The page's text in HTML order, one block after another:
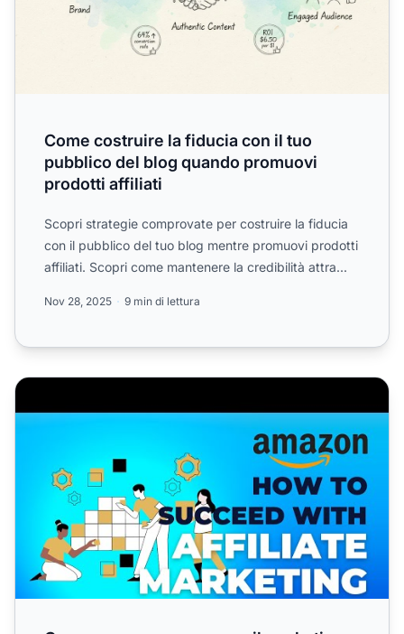
Come costruire la fiducia con il tuo
pubblico del blog quando promuovi
prodotti affiliati
Scopri strategie comprovate per costruire la fiducia
con il pubblico del tuo blog mentre promuovi prodotti
affiliati. Scopri come mantenere la credibilità attra...
Nov 28, 2025 9 min di lettura
Come avere successo con il marketing di affiliazione